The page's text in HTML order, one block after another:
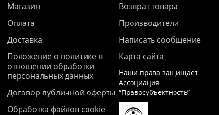
Магазин
Оплата
Доставка
Положение о политике в
отношении обработки
персональных данных
Договор публичной оферты
Обработка файлов cookie
Возврат товара
Производители
Написать сообщение
Карта сайта
Наши права защищает
Ассоциация
“Правосубъектность”